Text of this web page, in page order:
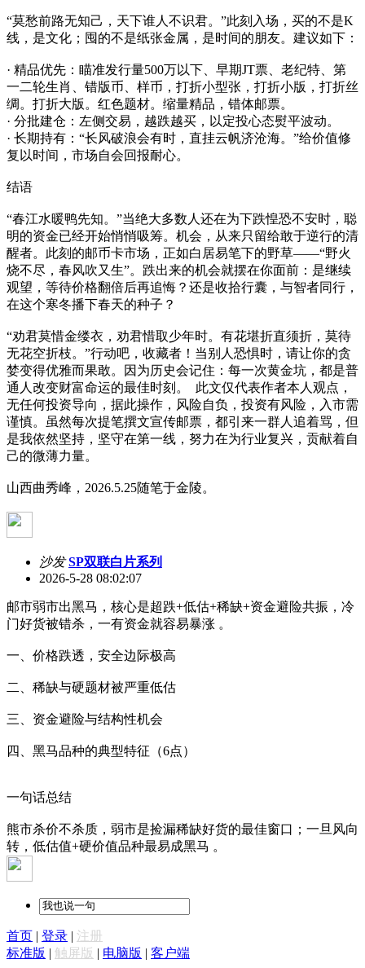
“莫愁前路无知己，天下谁人不识君。”此刻入场，买的不是K
线，是文化；囤的不是纸张金属，是时间的朋友。建议如下：
· 精品优先：瞄准发行量500万以下、早期JT票、老纪特、第
一二轮生肖、错版币、样币，打折小型张，打折小版，打折丝
绸。打折大版。红色题材。缩量精品，错体邮票。
· 分批建仓：左侧交易，越跌越买，以定投心态熨平波动。
· 长期持有：“长风破浪会有时，直挂云帆济沧海。”给价值修
复以时间，市场自会回报耐心。
结语
“春江水暖鸭先知。”当绝大多数人还在为下跌惶恐不安时，聪
明的资金已经开始悄悄吸筹。机会，从来只留给敢于逆行的清
醒者。此刻的邮币卡市场，正如白居易笔下的野草——“野火
烧不尽，春风吹又生”。跌出来的机会就摆在你面前：是继续
观望，等待价格翻倍后再追悔？还是收拾行囊，与智者同行，
在这个寒冬播下春天的种子？
“劝君莫惜金缕衣，劝君惜取少年时。有花堪折直须折，莫待
无花空折枝。”行动吧，收藏者！当别人恐惧时，请让你的贪
婪变得优雅而果敢。因为历史会记住：每一次黄金坑，都是普
通人改变财富命运的最佳时刻。 此文仅代表作者本人观点，
无任何投资导向，据此操作，风险自负，投资有风险，入市需
谨慎。虽然每次提笔撰文宣传邮票，都引来一群人追着骂，但
是我依然坚持，坚守在第一线，努力在为行业复兴，贡献着自
己的微薄力量。
山西曲秀峰，2026.5.25随笔于金陵。
沙发 SP双联白片系列
2026-5-28 08:02:07
邮市弱市出黑马，核心是超跌+低估+稀缺+资金避险共振，冷
门好货被错杀，一有资金就容易暴涨 。
一、价格跌透，安全边际极高
二、稀缺与硬题材被严重低估
三、资金避险与结构性机会
四、黑马品种的典型特征（6点）
一句话总结
熊市杀价不杀质，弱市是捡漏稀缺好货的最佳窗口；一旦风向
转，低估值+硬价值品种最易成黑马 。
首页 | 登录 | 注册
标准版 | 触屏版 | 电脑版 | 客户端